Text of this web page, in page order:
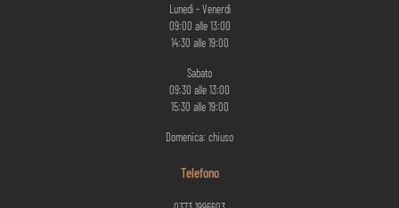
Lunedì - Venerdì
09:00 alle 13:00
14:30 alle 19:00
Sabato
09:30 alle 13:00
15:30 alle 19:00
Domenica: chiuso
Telefono